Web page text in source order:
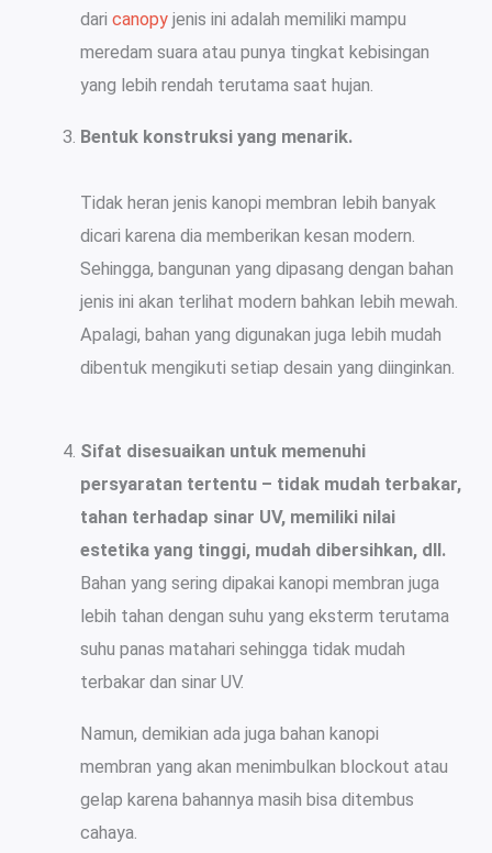
daricanopy jenis ini adalah memiliki mampu
meredam suara atau punya tingkat kebisingan
yang lebih rendah terutama saat hujan.
Bentuk konstruksi yang menarik.
Tidak heran jenis kanopi membran lebih banyak
dicari karena dia memberikan kesan modern.
Sehingga, bangunan yang dipasang dengan bahan
jenis ini akan terlihat modern bahkan lebih mewah.
Apalagi, bahan yang digunakan juga lebih mudah
dibentuk mengikuti setiap desain yang diinginkan.
Sifat disesuaikan untuk memenuhi
persyaratan tertentu – tidak mudah terbakar,
tahan terhadap sinar UV, memiliki nilai
estetika yang tinggi, mudah dibersihkan, dll.
Bahan yang sering dipakai kanopi membran juga
lebih tahan dengan suhu yang eksterm terutama
suhu panas matahari sehingga tidak mudah
terbakar dan sinar UV.
Namun, demikian ada juga bahan kanopi
membran yang akan menimbulkan blockout atau
gelap karena bahannya masih bisa ditembus
cahaya.